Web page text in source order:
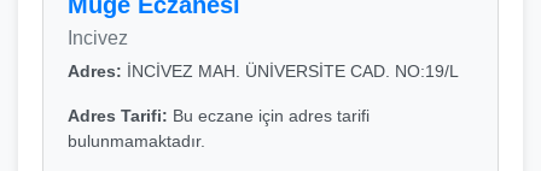
Incivez
Adres: İNCİVEZ MAH. ÜNİVERSİTE CAD. NO:19/L
Adres Tarifi: Bu eczane için adres tarifi
bulunmamaktadır.